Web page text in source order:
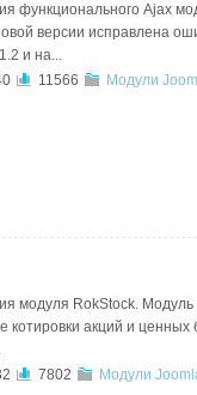
функционального Ajax
версии исправлена
и на...
11566 Модули
модуля RokStock. Модуль
котировки акций и
7802 Модули